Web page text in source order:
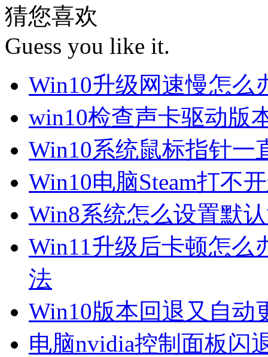
猜您喜欢
Guess you like it.
Win10升级网速慢怎么
win10检查声卡驱动版
Win10系统鼠标指针一
Win10电脑Steam打不
Win8系统怎么设置默
Win11升级后卡顿怎么
法
Win10版本回退又自动
电脑nvidia控制面板闪